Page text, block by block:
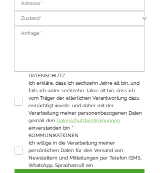
DATENSCHUTZ
Ich erkläre, dass ich sechzehn Jahre alt bin, und
falls ich unter sechzehn Jahre alt bin, dass ich
vom Träger der elterlichen Verantwortung dazu
ermächtigt wurde, und daher mit der
Verarbeitung meiner personenbezogenen Daten
gemäß den Datenschutzbestimmungen
einverstanden bin *
KOMMUNIKATIONEN
Ich willige in die Verarbeitung meiner
persönlichen Daten für den Versand von
Newslettern und Mitteilungen per Telefon (SMS,
WhatsApp, Sprachanruf) ein.